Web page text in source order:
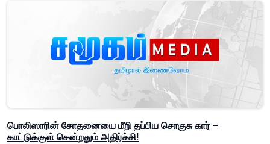
பொலிஸாரின் சோதனையை மீறி தப்பிய சொகுசு கார் –
காட்டுக்குள் சென்றதும் அதிர்ச்சி!